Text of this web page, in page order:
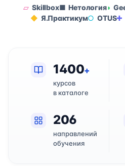
Skillbox Нетология
Я.Практикум
OTUS
1400+
курсов
в каталоге
206
направлений
обучения